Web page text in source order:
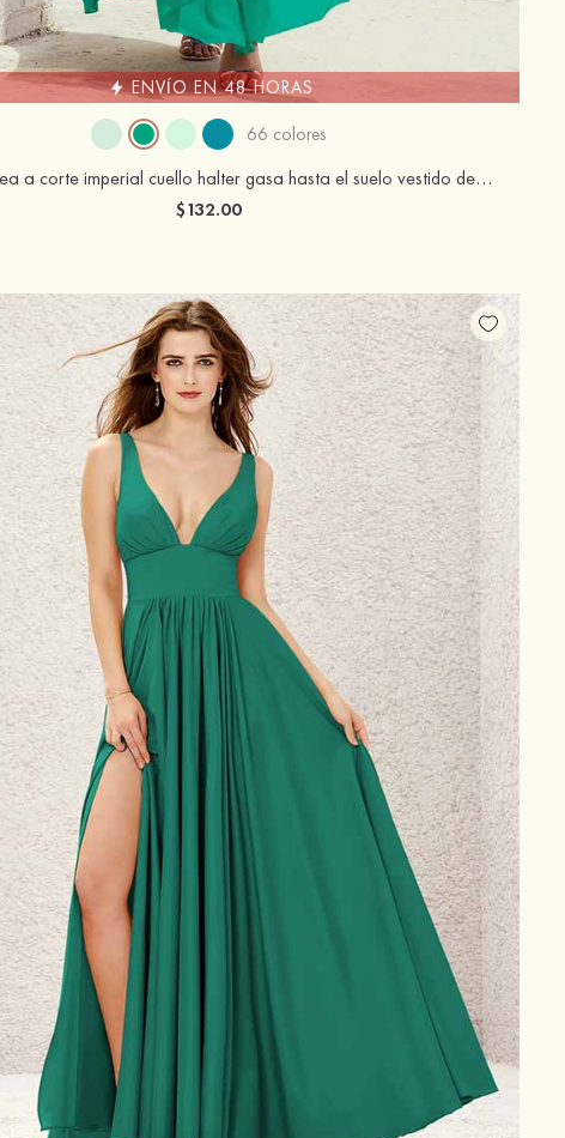
ENVÍO EN 48 HORAS
66 colores
Vestido línea a corte imperial cuello halter gasa hasta el suelo vestido de dama de honor
$132.00